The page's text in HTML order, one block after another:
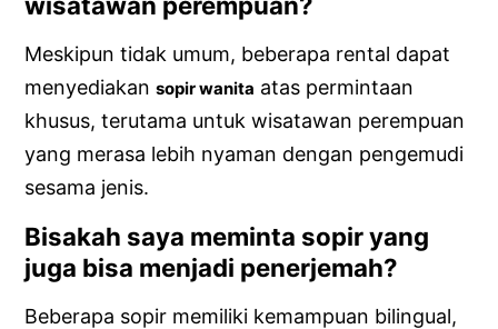
Meskipun tidak umum, beberapa rental dapat
menyediakansopir wanita atas permintaan
khusus, terutama untuk wisatawan perempuan
yang merasa lebih nyaman dengan pengemudi
sesama jenis.
Bisakah saya meminta sopir yang
juga bisa menjadi penerjemah?
Beberapa sopir memiliki kemampuan bilingual,